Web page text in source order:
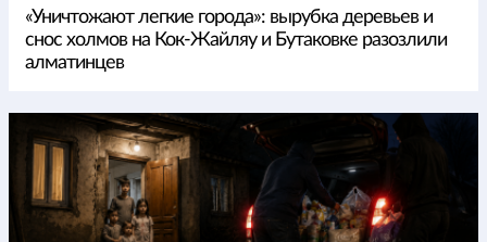
«Уничтожают легкие города»: вырубка деревьев и
снос холмов на Кок-Жайляу и Бутаковке разозлили
алматинцев